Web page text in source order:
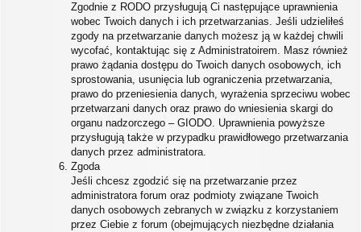
Zgodnie z RODO przysługują Ci następujące uprawnienia
wobec Twoich danych i ich przetwarzanias. Jeśli udzieliłeś
zgody na przetwarzanie danych możesz ją w każdej chwili
wycofać, kontaktując się z Administratoirem. Masz również
prawo żądania dostępu do Twoich danych osobowych, ich
sprostowania, usunięcia lub ograniczenia przetwarzania,
prawo do przeniesienia danych, wyrażenia sprzeciwu wobec
przetwarzani danych oraz prawo do wniesienia skargi do
organu nadzorczego – GIODO. Uprawnienia powyższe
przysługują także w przypadku prawidłowego przetwarzania
danych przez administratora.
Zgoda
Jeśli chcesz zgodzić się na przetwarzanie przez
administratora forum oraz podmioty związane Twoich
danych osobowych zebranych w związku z korzystaniem
przez Ciebie z forum (obejmujących niezbędne działania